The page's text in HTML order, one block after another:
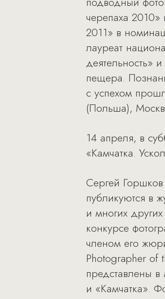
черепаха
2011» в
лауреат
деятельность»
пещера.
с успехом
(Польша),
14 апреля, в
«Камчатка.
Сергей
публикуются в
и многих
конкурсе
членом его
Photographer of
представлены
и «Камчатка».